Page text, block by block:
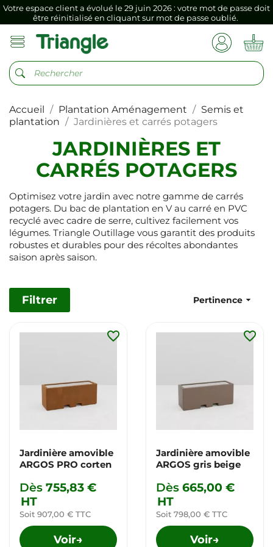
Votre espace client a évolué le 29 juin 2026 : votre mot de passe doit
être réinitialisé en cliquant sur mot de passe oublié.
Si vous aviez mémorisé votre précédent mot de passe dans votre
navigateur internet, il doit être réenregistré à la première connexion
Votre espace client a évolué le 29 juin 2026 : votre mot de passe doit
être réinitialisé en cliquant sur mot de passe oublié.
Si vous aviez mémorisé votre précédent mot de passe dans votre
navigateur internet, il doit être réenregistré à la première connexion
vers votre nouvel espace client.
Accueil Plantation Aménagement
Semis et
plantation
Jardinières et carrés potagers
JARDINIÈRES ET
CARRÉS POTAGERS
Optimisez votre jardin avec notre gamme de carrés
potagers. Du bac de plantation en V au carré en PVC
recyclé avec cadre de serre, cultivez facilement vos
légumes. Triangle Outillage vous garantit des produits
robustes et durables pour des récoltes abondantes
saison après saison.
Filtrer Pertinence
Jardinière amovible
ARGOS PRO corten
Dès 755,83 €
HT
Soit 907,00 € TTC
Voir→
favorite_border
Jardinière amovible
ARGOS gris beige
Dès 665,00 €
HT
Soit 798,00 € TTC
Voir→
favorite_border